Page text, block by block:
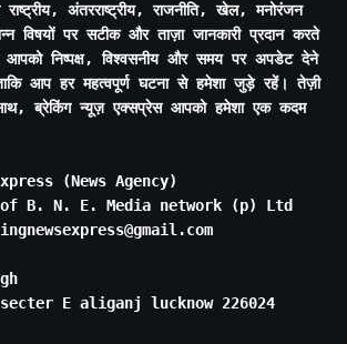
अंतरराष्ट्रीय, राजनीति, खेल, मनोरंजन
विषयों पर सटीक और ताज़ा जानकारी प्रदान करते
आपको निष्पक्ष, विश्वसनीय और समय पर अपडेट देने
आप हर महत्वपूर्ण घटना से हमेशा जुड़े रहें। तेज़ी
ब्रेकिंग न्यूज़ एक्सप्रेस आपको हमेशा एक कदम
(News Agency)
B. N. E. Media network (p) Ltd
E aliganj lucknow 226024